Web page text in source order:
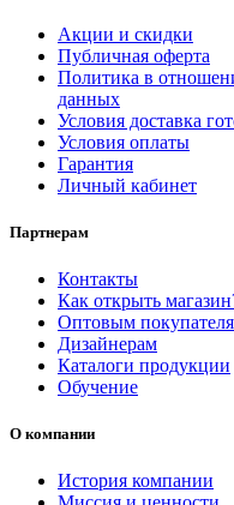
Акции и скидки
Публичная оферта
Политика в
данных
Условия доставка
Условия оплаты
Гарантия
Личный кабинет
Партнерам
Контакты
Как открыть
Оптовым
Дизайнерам
Каталоги продукции
Обучение
О компании
История компании